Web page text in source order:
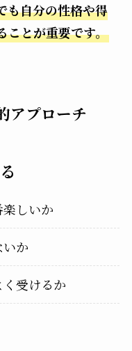
も自分の性格や得
ことが重要です。
アプローチ
しいか
か
受けるか